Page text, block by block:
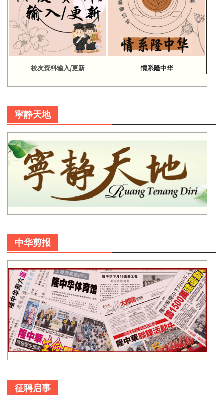
校友资料输入/更新 情系隆中华
寜静天地
中华剪报
征聘启事